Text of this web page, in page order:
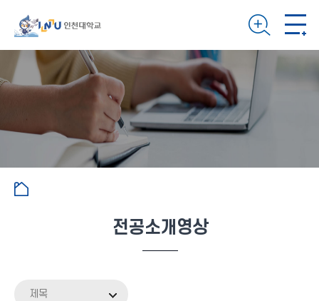
전공소개영상
제목